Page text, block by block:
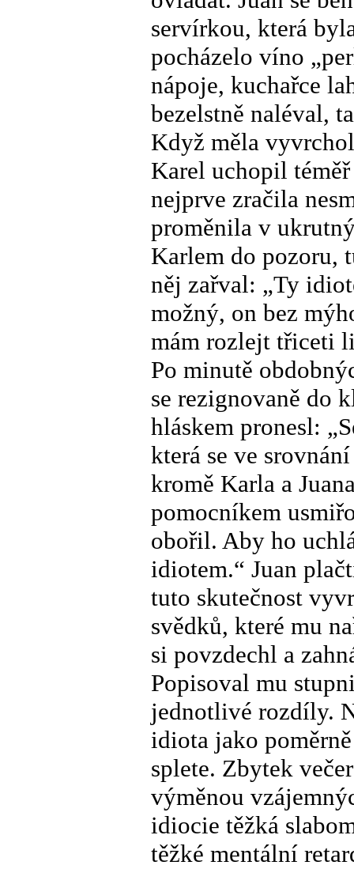
servírkou, která
pocházelo víno
nápoje, kuchařce
bezelstně naléval,
Když měla
Karel uchopil
nejprve zračila
proměnila v
Karlem do pozoru,
něj zařval: „Ty
možný, on bez
mám rozlejt třiceti
Po minutě
se rezignovaně do
hláskem pronesl:
která se ve
kromě Karla a
pomocníkem
obořil. Aby ho
idiotem.“ Juan
tuto skutečnost
svědků, které mu
si povzdechl a
Popisoval mu
jednotlivé rozdíly.
idiota jako
splete. Zbytek
výměnou
idiocie těžká
těžké mentální